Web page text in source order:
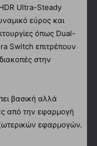
Ultra-Steady
εύρος και
όπως Dual-
Switch επιτρέπουν
στην
βασική αλλά
από την εφαρμογή
εφαρμογών.